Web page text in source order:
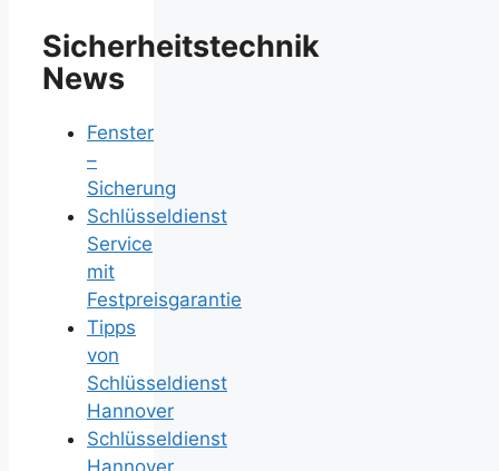
Sicherheitstechnik
News
Fenster
–
Sicherung
Schlüsseldienst
Service
mit
Festpreisgarantie
Tipps
von
Schlüsseldienst
Hannover
Schlüsseldienst